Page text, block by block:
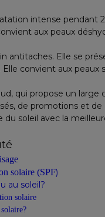
intense pendant
aux peaux
antitaches. Elle se
convient aux
qui propose un large
de promotions et
soleil avec la
solaire (SPF)
au soleil?
solaire